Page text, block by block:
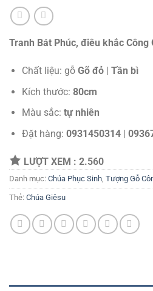
Tranh Bát Phúc, điêu khắc Công
Chất liệu: gỗ Gõ đỏ| Tần bì
Kích thước: 80cm
Màu sắc: tự nhiên
Đặt hàng: 0931450314|
LƯỢT XEM : 2.560
Danh mục: Chúa Phục Sinh Tượng Gỗ
Thẻ: Chúa Giêsu